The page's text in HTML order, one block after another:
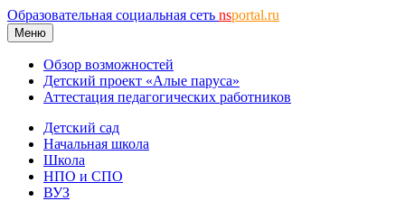
Образовательная социальная сеть nsportal.ru
Меню
Обзор возможностей
Детский проект «Алые паруса»
Аттестация педагогических работников
Детский сад
Начальная школа
Школа
НПО и СПО
ВУЗ